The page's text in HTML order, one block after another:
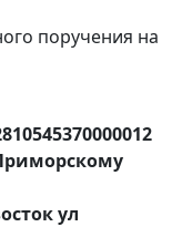
поручения на
ул